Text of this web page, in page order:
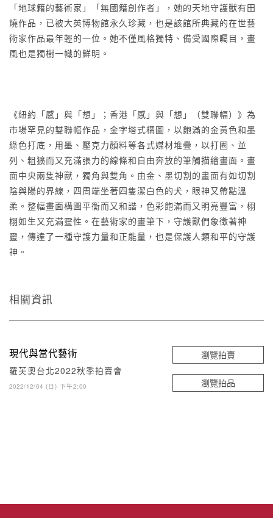
「地球籍的藝術家」「無國籍創作者」，她的天地守護獸有田
燒作品，已被大英博物館永久珍藏，也是該館所典藏的在世藝
術家作品最年輕的一位。她不僅風格獨特、備受國際矚目，畫
風也是獨樹一幟的鮮明。
《紐約「感」與「想」；香港「感」與「想」（雙聯幅）》為
市場罕見的雙聯幅作品，金字塔式構圖，以飽滿的金黃色和墨
綠色打底，用墨、壓克力顏料等各式媒材堆疊，以打圈、並
列、粗獷而又充滿張力的線條和自由奔放的筆觸描繪畫面。畫
面中央兩隻神獸，獨角與雙角。由金、墨切割的畫面有如切割
陰與陽的界線，四周端坐著四隻潔白色的犬，眼神又帶點溫
柔。整幅畫面構圖平衡而又和諧，色彩飽滿而又明亮豐富，栩
栩如生又充滿靈性。在藝術家的畫筆下，守護獸們象徵著神
靈，傳達了一種守護力量和正能量，也是保護人類和平的守護
神。
相關資訊
現代與當代藝術
羅芙奧台北2022秋季拍賣會
2022/12/04 (日) 下午2:00
瀏覽拍賣
瀏覽拍品